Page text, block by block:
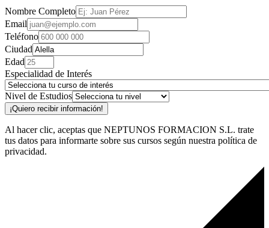
Nombre Completo
Email
Teléfono
Ciudad
Edad
Especialidad de Interés
Nivel de Estudios
¡Quiero recibir información!
Al hacer clic, aceptas que NEPTUNOS FORMACION S.L. trate
tus datos para informarte sobre sus cursos según nuestra política de
privacidad.